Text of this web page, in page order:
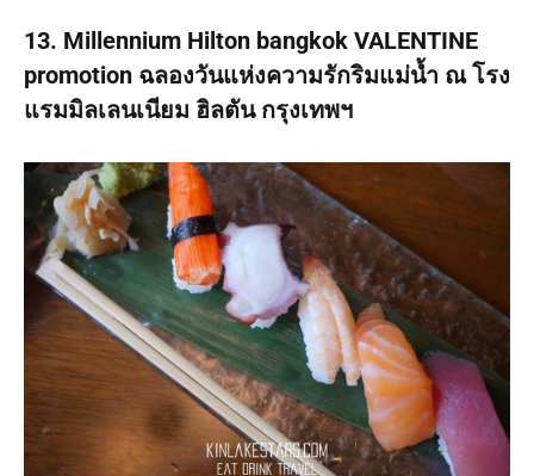
13. Millennium Hilton bangkok VALENTINE
promotion ฉลองวันแห่งความรักริมแม่น้ำ ณ โรง
แรมมิลเลนเนียม ฮิลตัน กรุงเทพฯ